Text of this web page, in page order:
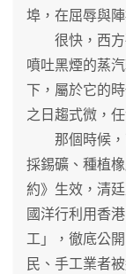
埠，在屈辱與
很快，西方
噴吐黑煙的蒸
下，屬於它的
之日趨式微，
那個時候，
採錫礦、種植
約》生效，清
國洋行利用香
工」，徹底公
民、手工業者